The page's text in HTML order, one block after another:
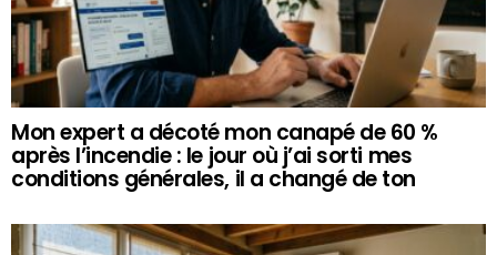
Mon expert a décoté mon canapé de 60 %
après l’incendie : le jour où j’ai sorti mes
conditions générales, il a changé de ton